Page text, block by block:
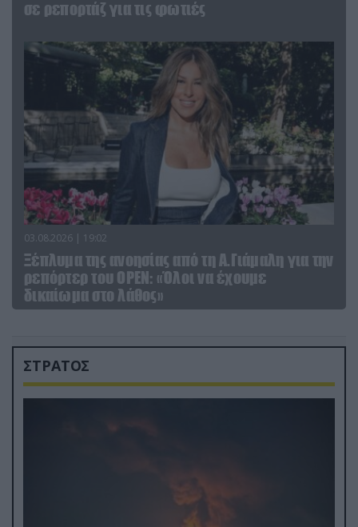
σε ρεπορτάζ για τις φωτιές
03.08.2026 | 19:02
Ξέπλυμα της ανοησίας από τη Α.Γιάμαλη για την
ρεπόρτερ του ΟΡΕΝ: «Όλοι να έχουμε
δικαίωμα στο λάθος»
ΣΤΡΑΤΟΣ